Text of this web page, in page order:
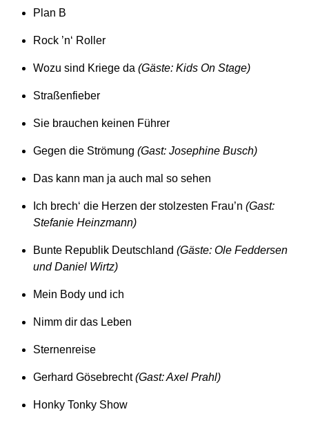
Plan B
Rock ’n‘ Roller
Wozu sind Kriege da (Gäste: Kids On Stage)
Straßenfieber
Sie brauchen keinen Führer
Gegen die Strömung (Gast: Josephine Busch)
Das kann man ja auch mal so sehen
Ich brech‘ die Herzen der stolzesten Frau’n (Gast:
Stefanie Heinzmann)
Bunte Republik Deutschland (Gäste: Ole Feddersen
und Daniel Wirtz)
Mein Body und ich
Nimm dir das Leben
Sternenreise
Gerhard Gösebrecht(Gast: Axel Prahl)
Honky Tonky Show